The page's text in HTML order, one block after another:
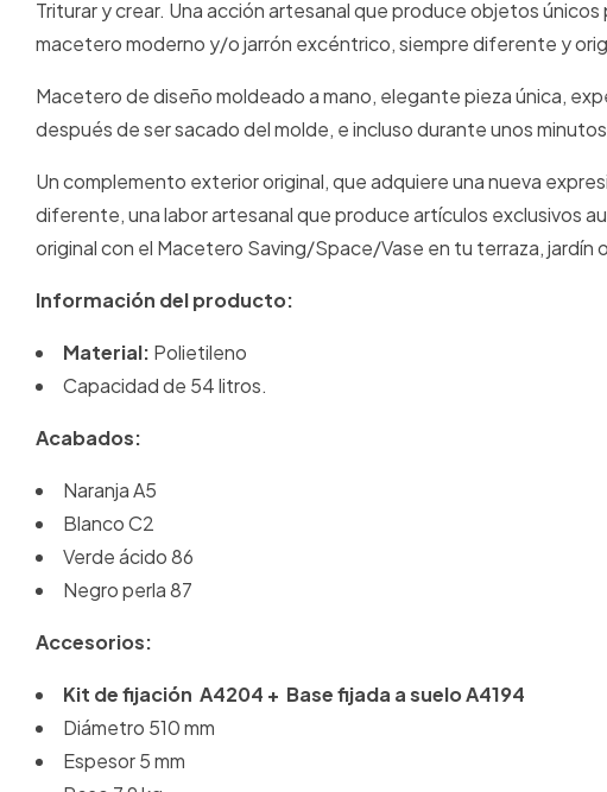
Triturar y crear. Una acción artesanal que produce objetos
macetero moderno y/o jarrón excéntrico, siempre diferente y
Macetero de diseño moldeado a mano, elegante pieza única,
después de ser sacado del molde, e incluso durante unos
Un complemento exterior original, que adquiere una nueva
diferente, una labor artesanal que produce artículos exclusivos
original con el Macetero Saving/Space/Vase en tu terraza, jardín
Información del producto:
Material: Polietileno
Capacidad de 54 litros.
Acabados:
Naranja A5
Blanco C2
Verde ácido 86
Negro perla 87
Accesorios:
Kit de fijación A4204 + Base fijada a suelo A4194
Diámetro 510 mm
Espesor 5 mm